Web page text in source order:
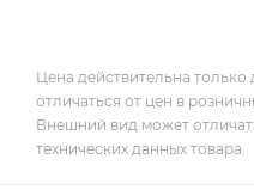
Цена действительна
отличаться от цен в
Внешний вид может
технических данных товара.